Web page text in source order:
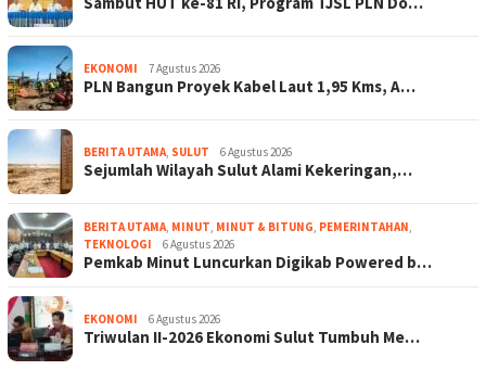
EKONOMI 7 Agustus 2026
PLN Bangun Proyek Kabel Laut 1,95 Kms, A…
BERITA UTAMA, SULUT 6 Agustus 2026
Sejumlah Wilayah Sulut Alami Kekeringan,…
BERITA UTAMA, MINUT, MINUT & BITUNG, PEMERINTAHAN,
TEKNOLOGI
6 Agustus 2026
Pemkab Minut Luncurkan Digikab Powered b…
EKONOMI 6 Agustus 2026
Triwulan II-2026 Ekonomi Sulut Tumbuh Me…